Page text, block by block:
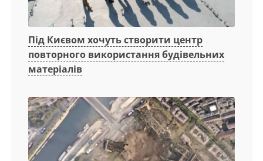
Під Києвом хочуть створити центр
повторного використання будівельних
матеріалів